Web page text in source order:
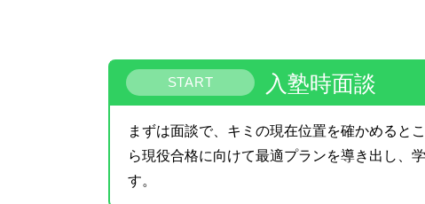
START 入塾時面談
まずは面談で、キミの現在位置を確かめると
ら現役合格に向けて最適プランを導き出し、
す。